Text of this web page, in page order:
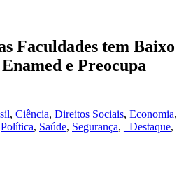
Faculdades tem Baixo
e Preocupa
, Ciência, Direitos Sociais, Economia,
Política, Saúde, Segurança, _Destaque,